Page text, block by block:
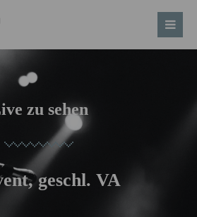
zu sehen
geschl. VA